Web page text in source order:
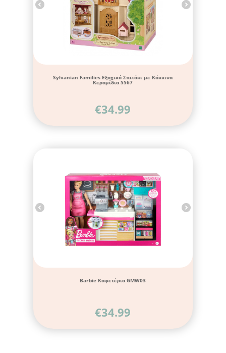
Sylvanian Families Eξοχικό Σπιτάκι με Κόκκινα
Κεραμίδια 5567
€34.99
Barbie Καφετέρια GMW03
€34.99